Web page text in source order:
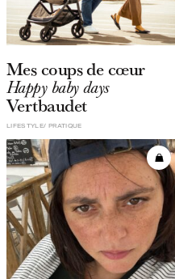
Mes coups de cœur
Happy baby days
Vertbaudet
LIFESTYLE PRATIQUE